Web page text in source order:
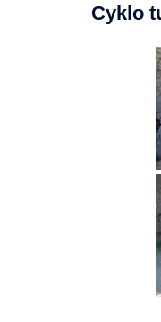
Cyklo